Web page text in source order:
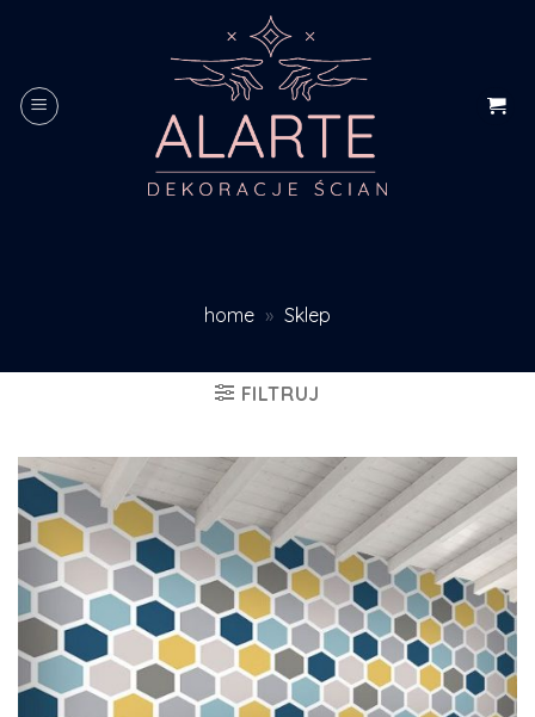
home » Sklep
FILTRUJ